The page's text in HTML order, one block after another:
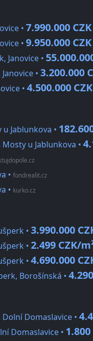
• 7.990.000 CZK
• 9.950.000 CZK
Janovice •
• 3.200.000
• 4.500.000 CZK
Jablunkova •
u Jablunkova •
• fondrealit.cz
• kurko.cz
• 3.990.000
• 2.499 CZK/
• 4.690.000
Borošínská •
Domaslavice •
Domaslavice •